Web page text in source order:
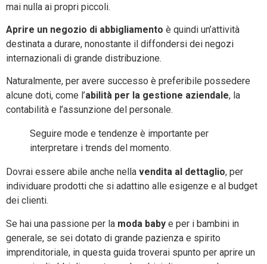
mai nulla ai propri piccoli.
Aprire un negozio di abbigliamento è quindi un’attività
destinata a durare, nonostante il diffondersi dei negozi
internazionali di grande distribuzione.
Naturalmente, per avere successo è preferibile possedere
alcune doti, come l’abilità per la gestione aziendale, la
contabilità e l’assunzione del personale.
Seguire mode e tendenze è importante per
interpretare i trends del momento.
Dovrai essere abile anche nella vendita al dettaglio, per
individuare prodotti che si adattino alle esigenze e al budget
dei clienti.
Se hai una passione per la moda baby e per i bambini in
generale, se sei dotato di grande pazienza e spirito
imprenditoriale, in questa guida troverai spunto per aprire un